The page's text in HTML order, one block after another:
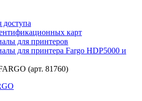
доступа
карт
для принтеров
для принтера Fargo HDP5000 и
(арт. 81760)